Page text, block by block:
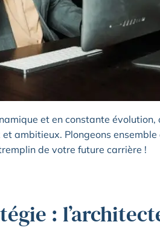
et en constante
ambitieux. Plongeons
de votre future carrière !
: